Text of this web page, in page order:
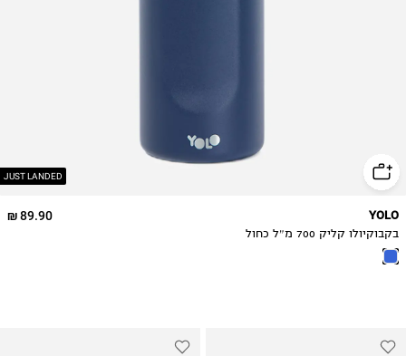
JUST LANDED
89.90 ₪ YOLO
בקבוקיולו קליק 700 מ״ל כחול